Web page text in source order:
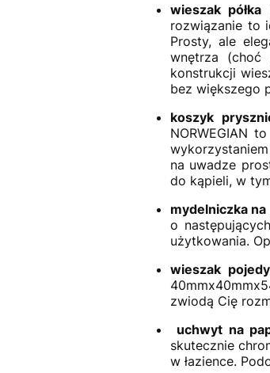
wieszak
rozwiązanie to
Prosty, ale
wnętrza (choć
konstrukcji
bez większego
koszyk
NORWEGIAN
na uwadze
do kąpieli, w
mydelniczka na
o
użytkowania.
wieszak
zwiodą Cię
uchwyt na
skutecznie
w łazience.